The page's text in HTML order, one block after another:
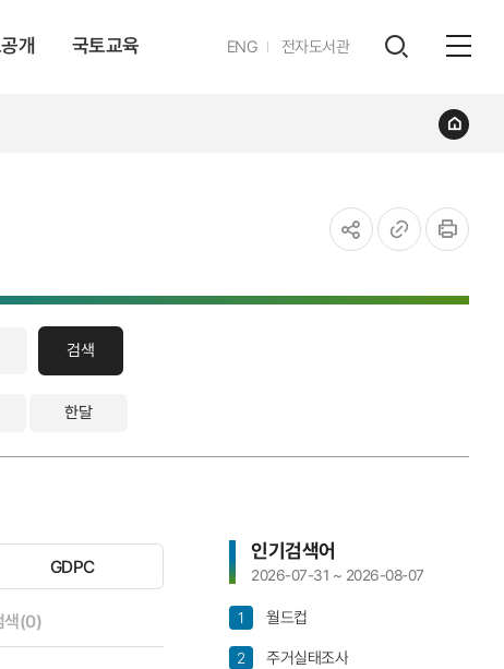
개 국토교육 ENG영문전자도서관
레이어열기
홈
검색
한달
GDPC
선
택
색(0)선택안됨
인기검색어
2026-07-31 ~ 2026-08-07
1 월드컵
2 주거실태조사